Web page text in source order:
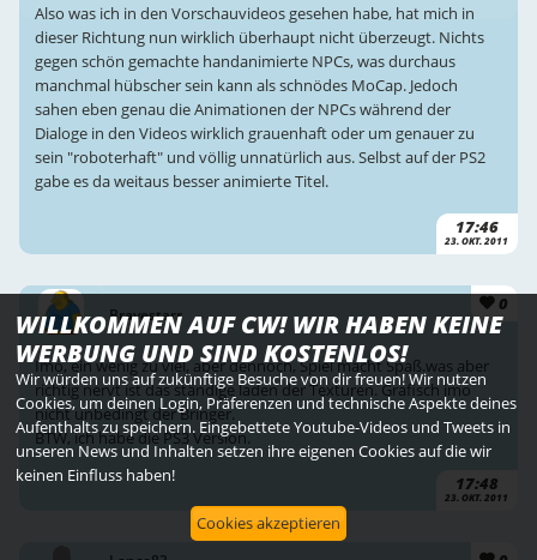
17:46
23. OKT. 2011
Also was ich in den Vorschauvideos gesehen habe, hat mich in
dieser Richtung nun wirklich überhaupt nicht überzeugt. Nichts
gegen schön gemachte handanimierte NPCs, was durchaus
manchmal hübscher sein kann als schnödes MoCap. Jedoch
sahen eben genau die Animationen der NPCs während der
Dialoge in den Videos wirklich grauenhaft oder um genauer zu
sein "roboterhaft" und völlig unnatürlich aus. Selbst auf der PS2
gabe es da weitaus besser animierte Titel.
Bravestarr
0
17:48
23. OKT. 2011
Imo, ein wenig zu viel, aber dennoch, Spiel macht Spaß.was aber
richtig nervt ist das ständige laden der Texturen. Grafisch imo
nicht unbedingt der Bringer.
BTW, ich habe die PS3 Version.
WILLKOMMEN AUF CW! WIR HABEN KEINE
WERBUNG UND SIND KOSTENLOS!
Wir würden uns auf zukünftige Besuche von dir freuen! Wir nutzen
Cookies, um deinen Login, Präferenzen und technische Aspekte deines
Aufenthalts zu speichern. Eingebettete Youtube-Videos und Tweets in
unseren News und Inhalten setzen ihre eigenen Cookies auf die wir
keinen Einfluss haben!
Cookies akzeptieren